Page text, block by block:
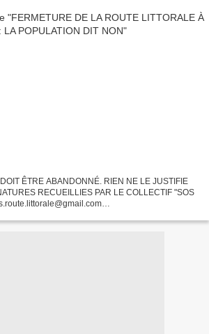
ÊTRE ABANDONNÉ. RIEN NE LE JUSTIFIE
RECUEILLIES PAR LE COLLECTIF "SOS